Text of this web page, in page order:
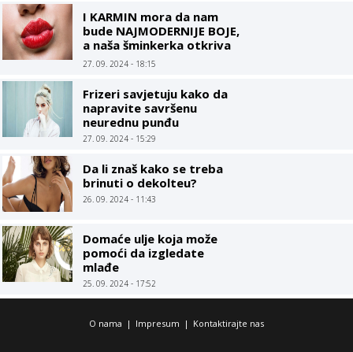
I KARMIN mora da nam
bude NAJMODERNIJE BOJE,
a naša šminkerka otkriva
TRIK kako da vam usne
27. 09. 2024 - 18:15
Frizeri savjetuju kako da
napravite savršenu
neurednu punđu
27. 09. 2024 - 15:29
Da li znaš kako se treba
brinuti o dekolteu?
26. 09. 2024 - 11:43
Domaće ulje koja može
pomoći da izgledate
mlađe
25. 09. 2024 - 17:52
O nama | Impresum | Kontaktirajte nas